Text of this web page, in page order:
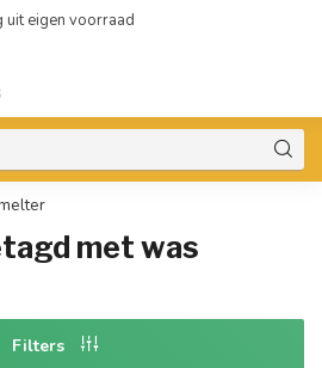
uit eigen voorraad
met was
Filters